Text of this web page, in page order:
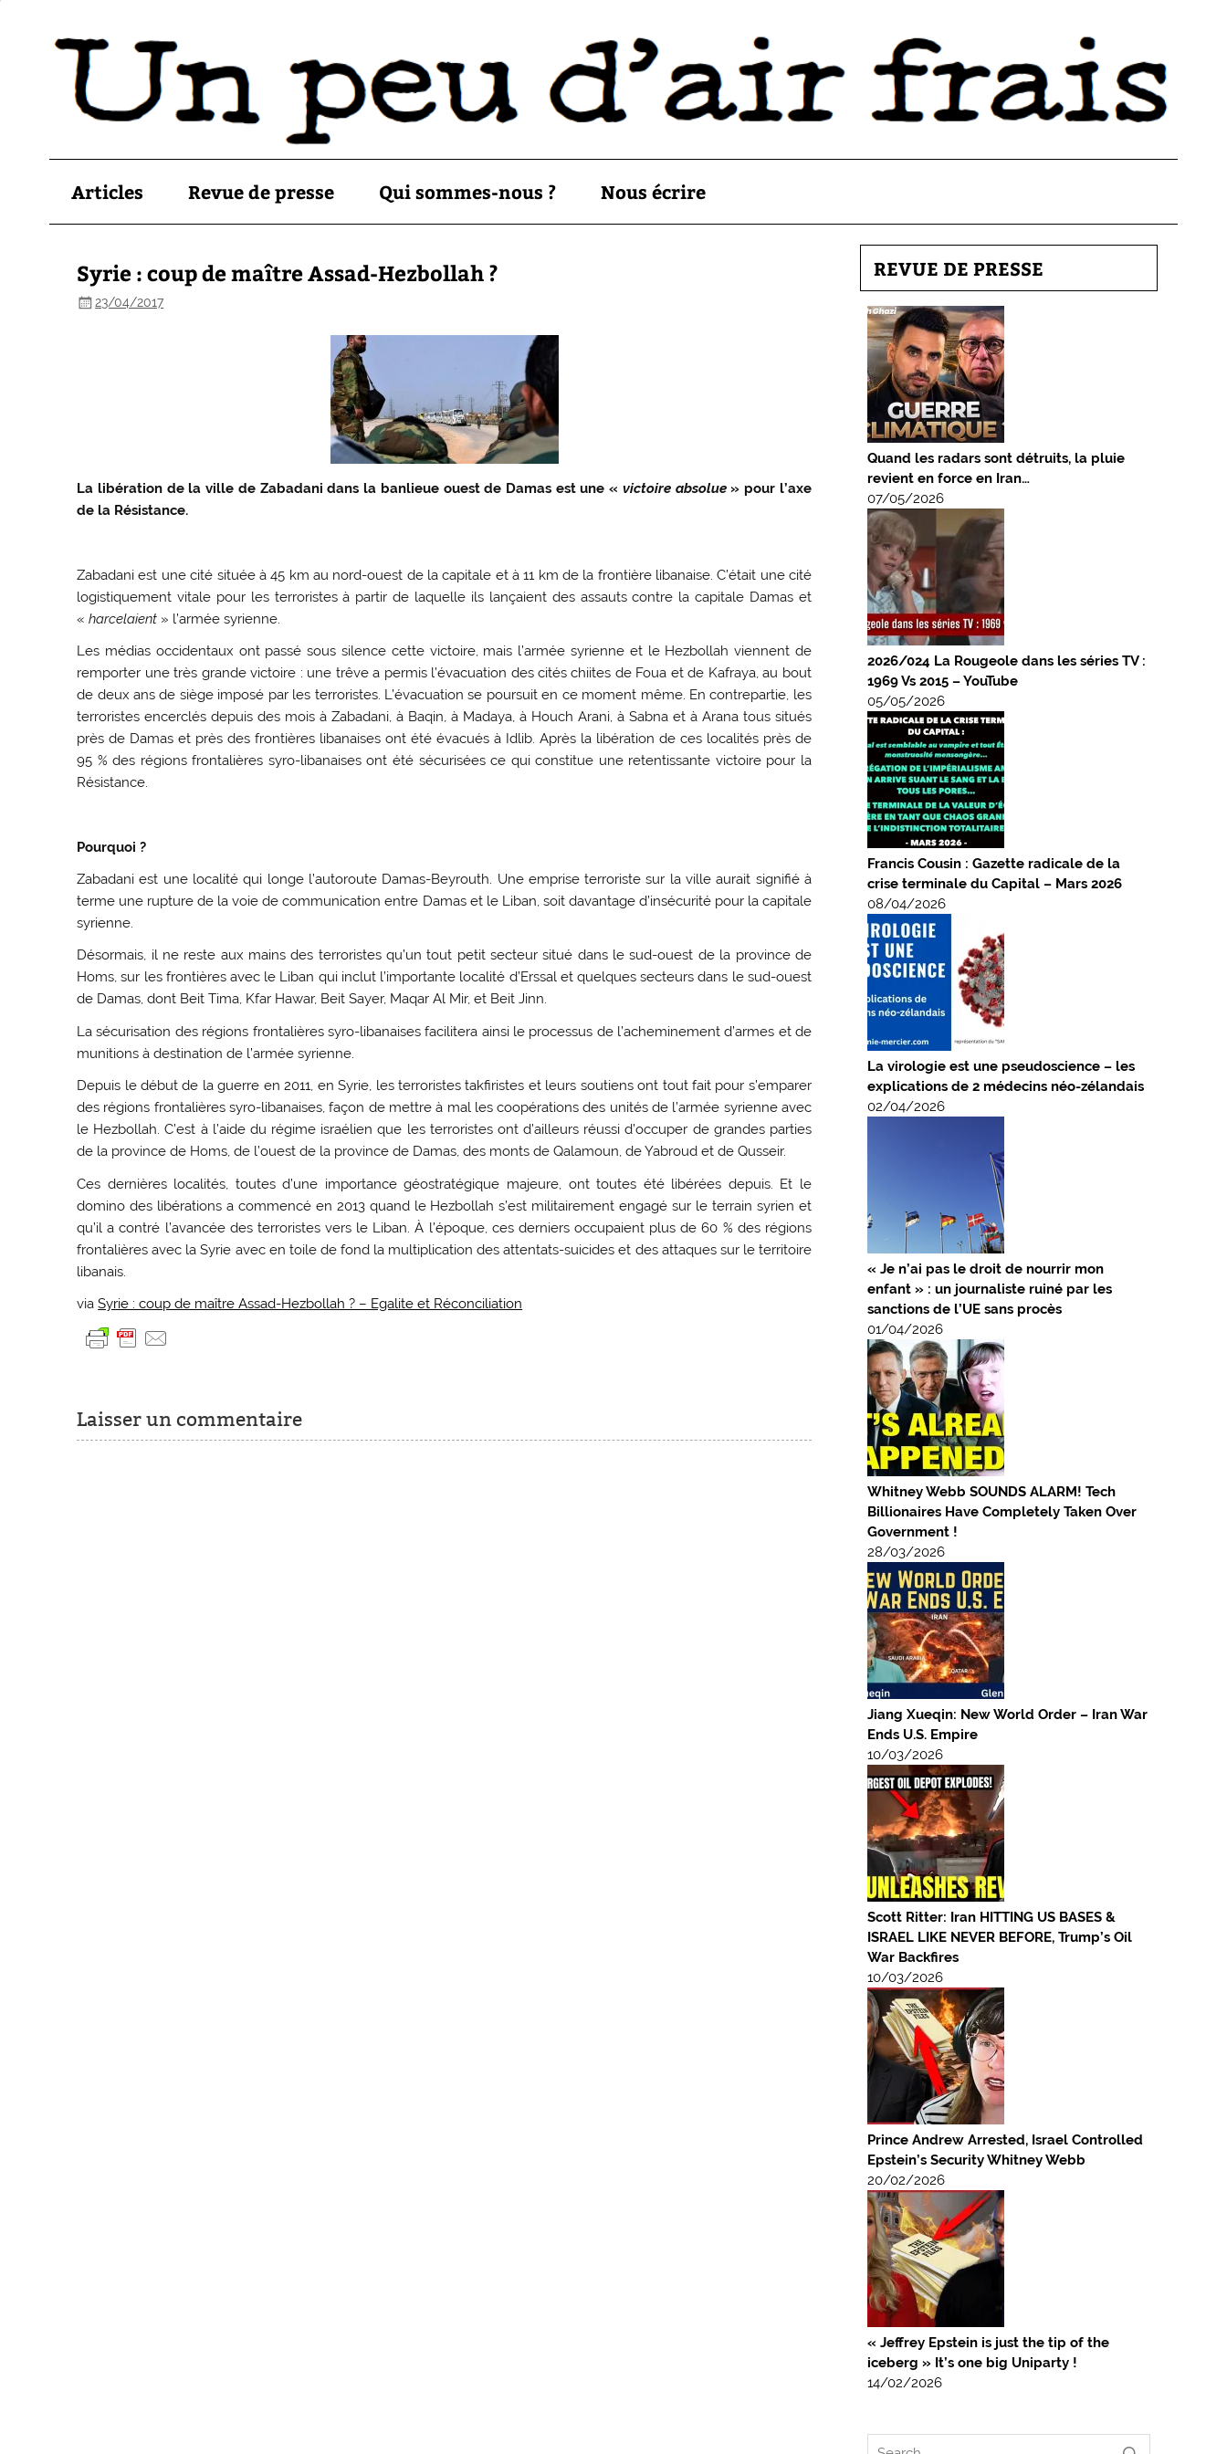
Articles Revue de presse Qui sommes-nous ? Nous écrire
Syrie : coup de maître Assad-Hezbollah ?
23/04/2017
La libération de la ville de Zabadani dans la banlieue ouest de Damas est une « victoire absolue» pour l’axe
de la Résistance.
Zabadani est une cité située à 45 km au nord-ouest de la capitale et à 11 km de la frontière libanaise. C’était une cité
logistiquement vitale pour les terroristes à partir de laquelle ils lançaient des assauts contre la capitale Damas et
«harcelaient » l’armée syrienne.
Les médias occidentaux ont passé sous silence cette victoire, mais l’armée syrienne et le Hezbollah viennent de
remporter une très grande victoire : une trêve a permis l’évacuation des cités chiites de Foua et de Kafraya, au bout
de deux ans de siège imposé par les terroristes. L’évacuation se poursuit en ce moment même. En contrepartie, les
terroristes encerclés depuis des mois à Zabadani, à Baqin, à Madaya, à Houch Arani, à Sabna et à Arana tous situés
près de Damas et près des frontières libanaises ont été évacués à Idlib. Après la libération de ces localités près de
95 % des régions frontalières syro-libanaises ont été sécurisées ce qui constitue une retentissante victoire pour la
Résistance.
Pourquoi ?
Zabadani est une localité qui longe l’autoroute Damas-Beyrouth. Une emprise terroriste sur la ville aurait signifié à
terme une rupture de la voie de communication entre Damas et le Liban, soit davantage d’insécurité pour la capitale
syrienne.
Désormais, il ne reste aux mains des terroristes qu’un tout petit secteur situé dans le sud-ouest de la province de
Homs, sur les frontières avec le Liban qui inclut l’importante localité d’Erssal et quelques secteurs dans le sud-ouest
de Damas, dont Beit Tima, Kfar Hawar, Beit Sayer, Maqar Al Mir, et Beit Jinn.
La sécurisation des régions frontalières syro-libanaises facilitera ainsi le processus de l’acheminement d’armes et de
munitions à destination de l’armée syrienne.
Depuis le début de la guerre en 2011, en Syrie, les terroristes takfiristes et leurs soutiens ont tout fait pour s’emparer
des régions frontalières syro-libanaises, façon de mettre à mal les coopérations des unités de l’armée syrienne avec
le Hezbollah. C’est à l’aide du régime israélien que les terroristes ont d’ailleurs réussi d’occuper de grandes parties
de la province de Homs, de l’ouest de la province de Damas, des monts de Qalamoun, de Yabroud et de Qusseir.
Ces dernières localités, toutes d’une importance géostratégique majeure, ont toutes été libérées depuis. Et le
domino des libérations a commencé en 2013 quand le Hezbollah s’est militairement engagé sur le terrain syrien et
qu’il a contré l’avancée des terroristes vers le Liban. À l’époque, ces derniers occupaient plus de 60 % des régions
frontalières avec la Syrie avec en toile de fond la multiplication des attentats-suicides et des attaques sur le territoire
libanais.
viaSyrie : coup de maître Assad-Hezbollah ? – Egalite et Réconciliation
Laisser un commentaire
REVUE DE PRESSE
Quand les radars sont détruits, la pluie
revient en force en Iran…
07/05/2026
2026/024 La Rougeole dans les séries TV :
1969 Vs 2015 – YouTube
05/05/2026
Francis Cousin : Gazette radicale de la
crise terminale du Capital – Mars 2026
08/04/2026
La virologie est une pseudoscience – les
explications de 2 médecins néo-zélandais
02/04/2026
« Je n’ai pas le droit de nourrir mon
enfant » : un journaliste ruiné par les
sanctions de l’UE sans procès
01/04/2026
Whitney Webb SOUNDS ALARM! Tech
Billionaires Have Completely Taken Over
Government !
28/03/2026
Jiang Xueqin: New World Order – Iran War
Ends U.S. Empire
10/03/2026
Scott Ritter: Iran HITTING US BASES &
ISRAEL LIKE NEVER BEFORE, Trump’s Oil
War Backfires
10/03/2026
Prince Andrew Arrested, Israel Controlled
Epstein’s Security Whitney Webb
20/02/2026
« Jeffrey Epstein is just the tip of the
iceberg » It’s one big Uniparty !
14/02/2026